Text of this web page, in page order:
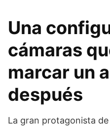
Una
cámaras
marcar un
después
La gran protagonista